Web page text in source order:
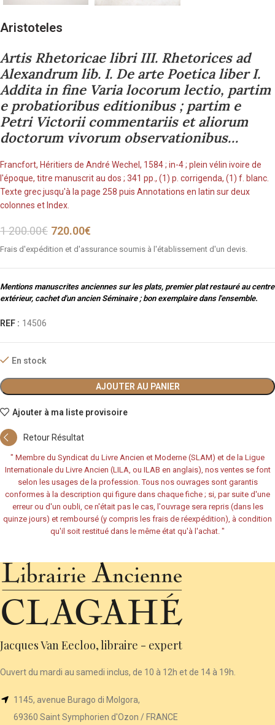
Aristoteles
Artis Rhetoricae libri III. Rhetorices ad
Alexandrum lib. I. De arte Poetica liber I.
Addita in fine Varia locorum lectio, partim
e probatioribus editionibus ; partim e
Petri Victorii commentariis et aliorum
doctorum vivorum observationibus…
Francfort, Héritiers de André Wechel, 1584 ; in-4 ; plein vélin ivoire de
l'époque, titre manuscrit au dos ; 341 pp., (1) p. corrigenda, (1) f. blanc.
Texte grec jusqu'à la page 258 puis Annotations en latin sur deux
colonnes et Index.
1 200.00€ 720.00€
Frais d'expédition et d'assurance soumis à l'établissement d'un devis.
Mentions manuscrites anciennes sur les plats, premier plat restauré au centre
extérieur, cachet d'un ancien Séminaire ; bon exemplaire dans l'ensemble.
REF : 14506
En stock
AJOUTER AU PANIER
Ajouter à ma liste provisoire
Retour Résultat
" Membre du Syndicat du Livre Ancien et Moderne (SLAM) et de la Ligue
Internationale du Livre Ancien (LILA, ou ILAB en anglais), nos ventes se font
selon les usages de la profession. Tous nos ouvrages sont garantis
conformes à la description qui figure dans chaque fiche ; si, par suite d'une
erreur ou d'un oubli, ce n'était pas le cas, l'ouvrage sera repris (dans les
quinze jours) et remboursé (y compris les frais de réexpédition), à condition
qu'il soit restitué dans le même état qu'à l'achat. "
Jacques Van Eecloo, libraire - expert
Ouvert du mardi au samedi inclus, de 10 à 12h et de 14 à 19h.
1145, avenue Burago di Molgora,
69360 Saint Symphorien d'Ozon / FRANCE